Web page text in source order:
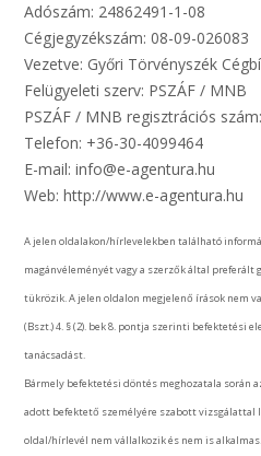
Adószám: 24862491-1-08
Cégjegyzékszám: 08-09-026083
Vezetve: Győri Törvényszék
Felügyeleti szerv: PSZÁF / MNB
PSZÁF / MNB regisztrációs
Telefon: +36-30-4099464
E-mail: info@e-agentura.hu
Web: http://www.e-agentura.hu
A jelen oldalakon/hírlevelekben található
magánvéleményét vagy a szerzők által preferált
tükrözik. A jelen oldalon megjelenő írások nem
(Bszt.) 4. § (2). bek 8. pontja szerinti befektetési
tanácsadást.
Bármely befektetési döntés meghozatala során
adott befektető személyére szabott vizsgálattal
oldal/hírlevél nem vállalkozik és nem is